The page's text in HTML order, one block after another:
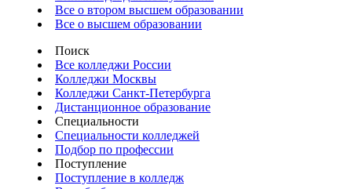
Все о втором высшем образовании
Все о высшем образовании
Поиск
Все колледжи России
Колледжи Москвы
Колледжи Санкт-Петербурга
Дистанционное образование
Специальности
Специальности колледжей
Подбор по профессии
Поступление
Поступление в колледж